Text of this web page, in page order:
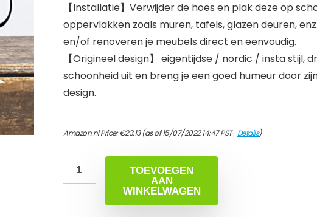
【Installatie】Verwijder de hoes en plak deze op
oppervlakken zoals muren, tafels, glazen deuren,
en/of renoveren je meubels direct en eenvoudig.
【Origineel design】 eigentijdse / nordic / insta stijl,
schoonheid uit en breng je een goed humeur door
design.
Amazon.nl Price:€23.13(as of 15/07/2022 14:47 PST-Details)
TOEVOEGEN
AAN
WINKELWAGEN